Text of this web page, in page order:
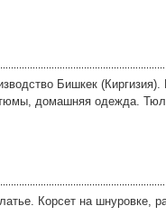
Бишкек (Киргизия).
домашняя одежда.
Корсет на шнуровке,